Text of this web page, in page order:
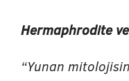
Hermaphrodite
“Yunan